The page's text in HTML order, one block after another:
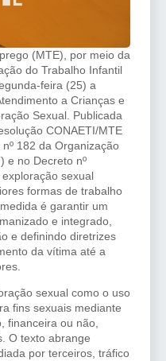
(MTE), por meio da
do Trabalho Infantil
feira (25) a
a Crianças e
Sexual. Publicada
CONAETI/MTE
182 da Organização
e no Decreto nº
sexual
formas de trabalho
é garantir um
e integrado,
e definindo diretrizes
da vítima até a
sexual como o uso
fins sexuais mediante
financeira ou não,
O texto abrange
por terceiros, tráfico